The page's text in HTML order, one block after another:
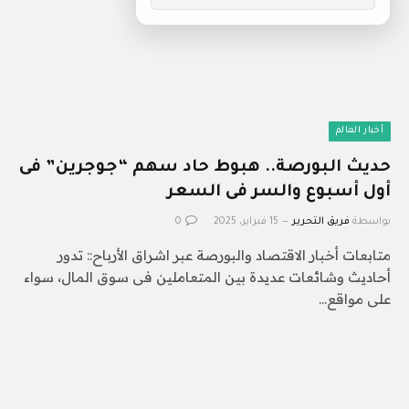
أخبار العالم
حديث البورصة.. هبوط حاد سهم “جوجرين” فى
أول أسبوع والسر فى السعر
بواسطة فريق التحرير 15 فبراير، 2025 0
متابعات أخبار الاقتصاد والبورصة عبر اشراق الأرباح:: تدور
أحاديث وشائعات عديدة بين المتعاملين فى سوق المال، سواء
على مواقع…